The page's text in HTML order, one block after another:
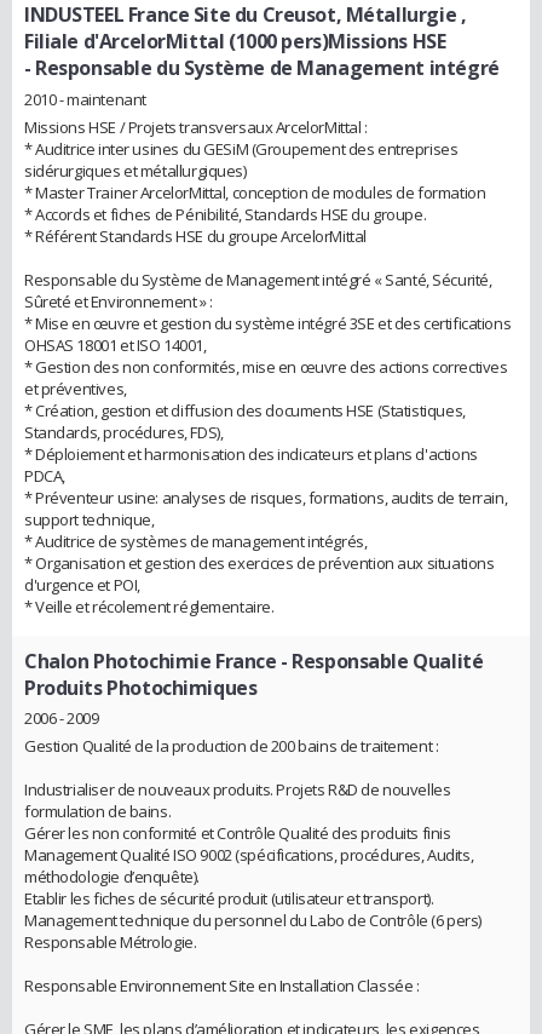
INDUSTEEL France Site du Creusot, Métallurgie ,
Filiale d'ArcelorMittal (1000 pers)Missions HSE
- Responsable du Système de Management intégré
2010 - maintenant
Missions HSE / Projets transversaux ArcelorMittal :
* Auditrice inter usines du GESiM (Groupement des entreprises
sidérurgiques et métallurgiques)
* Master Trainer ArcelorMittal, conception de modules de formation
* Accords et fiches de Pénibilité, Standards HSE du groupe.
* Référent Standards HSE du groupe ArcelorMittal
Responsable du Système de Management intégré « Santé, Sécurité,
Sûreté et Environnement » :
* Mise en œuvre et gestion du système intégré 3SE et des certifications
OHSAS 18001 et ISO 14001,
* Gestion des non conformités, mise en œuvre des actions correctives
et préventives,
* Création, gestion et diffusion des documents HSE (Statistiques,
Standards, procédures, FDS),
* Déploiement et harmonisation des indicateurs et plans d'actions
PDCA,
* Préventeur usine: analyses de risques, formations, audits de terrain,
support technique,
* Auditrice de systèmes de management intégrés,
* Organisation et gestion des exercices de prévention aux situations
d'urgence et POI,
* Veille et récolement réglementaire.
Chalon Photochimie France - Responsable Qualité
Produits Photochimiques
2006 - 2009
Gestion Qualité de la production de 200 bains de traitement :
Industrialiser de nouveaux produits. Projets R&D de nouvelles
formulation de bains.
Gérer les non conformité et Contrôle Qualité des produits finis
Management Qualité ISO 9002 (spécifications, procédures, Audits,
méthodologie d’enquête).
Etablir les fiches de sécurité produit (utilisateur et transport).
Management technique du personnel du Labo de Contrôle (6 pers)
Responsable Métrologie.
Responsable Environnement Site en Installation Classée :